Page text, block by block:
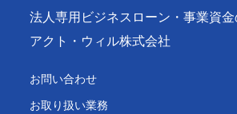
法人専用ビジネスローン・事業資
アクト・ウィル株式会社
お問い合わせ
お取り扱い業務